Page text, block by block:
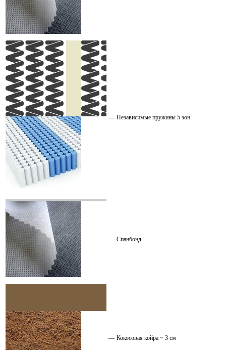
— Независимые пружины 5 зон
— Спанбонд
— Кокосовая койра ~ 3 см